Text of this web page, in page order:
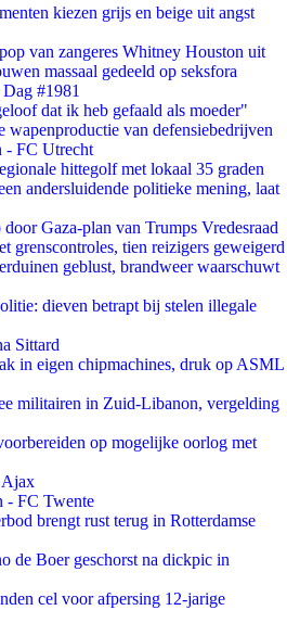
kiezen grijs en beige uit angst
van zangeres Whitney Houston uit
massaal gedeeld op seksfora
#1981
dat ik heb gefaald als moeder"
wapenproductie van defensiebedrijven
- FC Utrecht
hittegolf met lokaal 35 graden
andersluidende politieke mening, laat
Gaza-plan van Trumps Vredesraad
grenscontroles, tien reizigers geweigerd
geblust, brandweer waarschuwt
dieven betrapt bij stelen illegale
Sittard
in eigen chipmachines, druk op ASML
militairen in Zuid-Libanon, vergelding
op mogelijke oorlog met
- FC Twente
brengt rust terug in Rotterdamse
de Boer geschorst na dickpic in
cel voor afpersing 12-jarige